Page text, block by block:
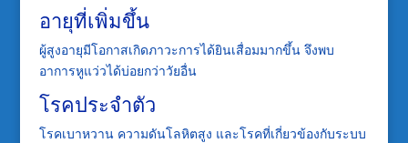
อายุที่เพิ่มขึ้น
ผู้สูงอายุมีโอกาสเกิดภาวะการได้ยินเสื่อมมากขึ้น จึงพบ
อาการหูแว่วได้บ่อยกว่าวัยอื่น
โรคประจำตัว
โรคเบาหวาน ความดันโลหิตสูง และโรคที่เกี่ยวข้องกับระบบ